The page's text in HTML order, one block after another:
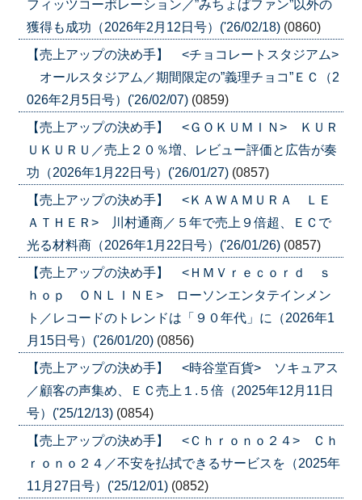
フィッツコーポレーション／”みちょぱファン”以外の
獲得も成功（2026年2月12日号）('26/02/18) (0860)
【売上アップの決め手】 <チョコレートスタジアム>
オールスタジアム／期間限定の”義理チョコ”ＥＣ（2
026年2月5日号）('26/02/07) (0859)
【売上アップの決め手】 <ＧＯＫＵＭＩＮ> ＫＵＲ
ＵＫＵＲＵ／売上２０％増、レビュー評価と広告が奏
功（2026年1月22日号）('26/01/27) (0857)
【売上アップの決め手】 <ＫＡＷＡＭＵＲＡ ＬＥ
ＡＴＨＥＲ> 川村通商／５年で売上９倍超、ＥＣで
光る材料商（2026年1月22日号）('26/01/26) (0857)
【売上アップの決め手】 <ＨＭＶｒｅｃｏｒｄ ｓ
ｈｏｐ ＯＮＬＩＮＥ> ローソンエンタテインメン
ト／レコードのトレンドは「９０年代」に（2026年1
月15日号）('26/01/20) (0856)
【売上アップの決め手】 <時谷堂百貨> ソキュアス
／顧客の声集め、ＥＣ売上１.５倍（2025年12月11日
号）('25/12/13) (0854)
【売上アップの決め手】 <Ｃｈｒｏｎｏ２４> Ｃｈ
ｒｏｎｏ２４／不安を払拭できるサービスを（2025年
11月27日号）('25/12/01) (0852)